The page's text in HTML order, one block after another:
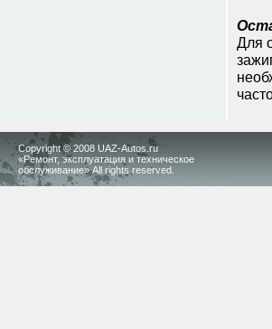
Для
Copyright © 2008 UAZ-Autos.ru
«Ремонт, эксплуатация и техническое
обслуживание» All rights reserved.